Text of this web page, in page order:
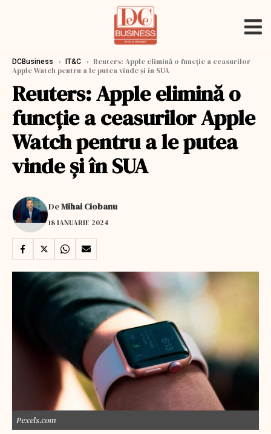
DCBusiness › IT&C › Reuters: Apple elimină o funcţie a ceasurilor
Apple Watch pentru a le putea vinde şi în SUA
Reuters: Apple elimină o
funcţie a ceasurilor Apple
Watch pentru a le putea
vinde şi în SUA
DeMihai Ciobanu
18 IANUARIE 2024
Pexels.com